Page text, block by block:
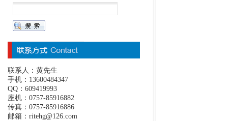
联系人：黄先生
手机：13600484347
QQ：609419993
座机：0757-85916882
传真：0757-85916886
邮箱：ritehg@126.com